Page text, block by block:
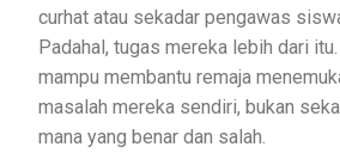
curhat atau sekadar pengawas
Padahal, tugas mereka lebih dari itu.
mampu membantu remaja
masalah mereka sendiri, bukan
mana yang benar dan salah.